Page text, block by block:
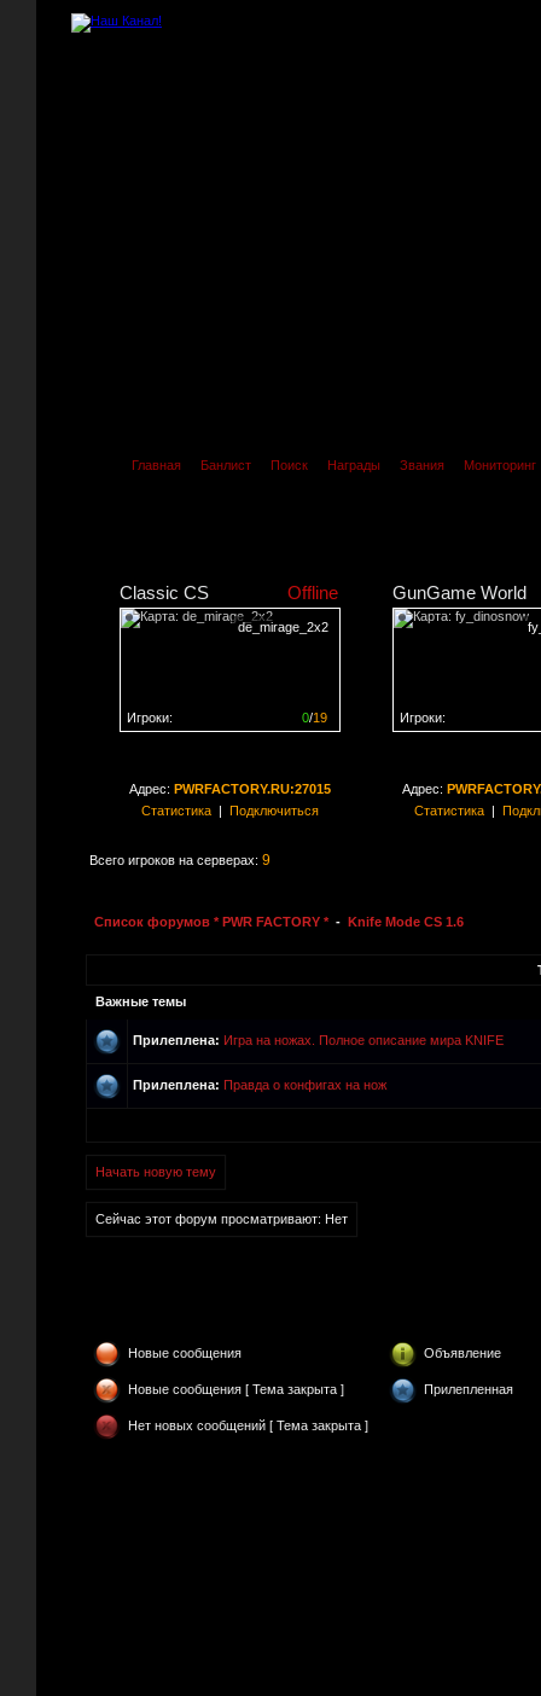
Главная Банлист Поиск Награды Звания Мониторинг
Classic CS Offline
de_mirage_2x2
0/19
Игроки:
GunGame World
Игроки:
Адрес: PWRFACTORY.RU:27015
Статистика| Подключиться
Адрес:
Статистика|
Всего игроков на серверах: 9
Список форумов * PWR FACTORY * - Knife Mode CS 1.6
Важные темы
Прилеплена: Игра на ножах. Полное описание мира KNIFE
Прилеплена: Правда о конфигах на нож
Начать новую тему
Сейчас этот форум просматривают: Нет
Новые сообщения Объявление
Новые сообщения [ Тема закрыта ] Прилепленная
Нет новых сообщений [ Тема закрыта ]